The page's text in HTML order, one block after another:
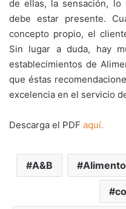
de ellas, la sensación, lo
debe estar presente.
concepto propio, el
Sin lugar a duda, hay
establecimientos de
que éstas
excelencia en el servicio
Descarga el PDF aquí.
A&B